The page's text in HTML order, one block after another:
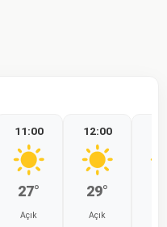
11:00
27°
Açık
12:00
29°
Açık